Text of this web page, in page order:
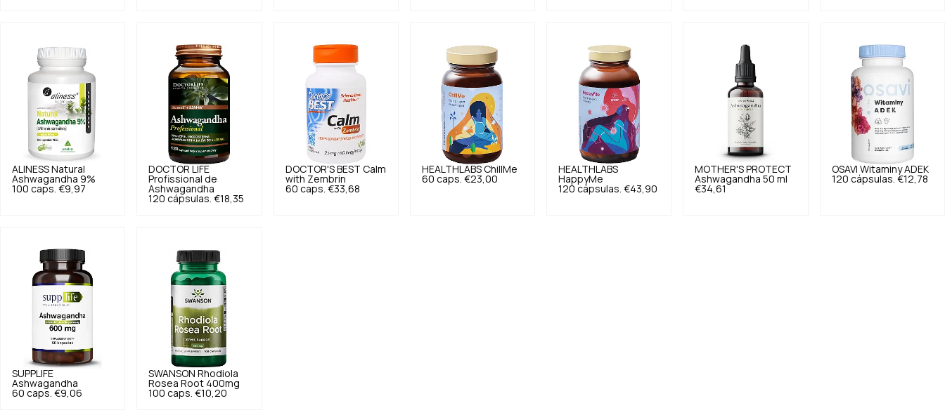
ALINESS Natural
Ashwagandha 9%
100 caps. €9,97
DOCTOR LIFE
Profissional de
Ashwagandha
120 cápsulas. €18,35
DOCTOR'S BEST Calm
with Zembrin
60 caps. €33,68
HEALTHLABS ChillMe
60 caps. €23,00
HEALTHLABS
HappyMe
120 cápsulas. €43,90
MOTHER'S PROTECT
Ashwagandha 50 ml
€34,61
OSAVI Witaminy ADEK
120 cápsulas. €12,78
SUPPLIFE
Ashwagandha
60 caps. €9,06
SWANSON Rhodiola
Rosea Root 400mg
100 caps. €10,20